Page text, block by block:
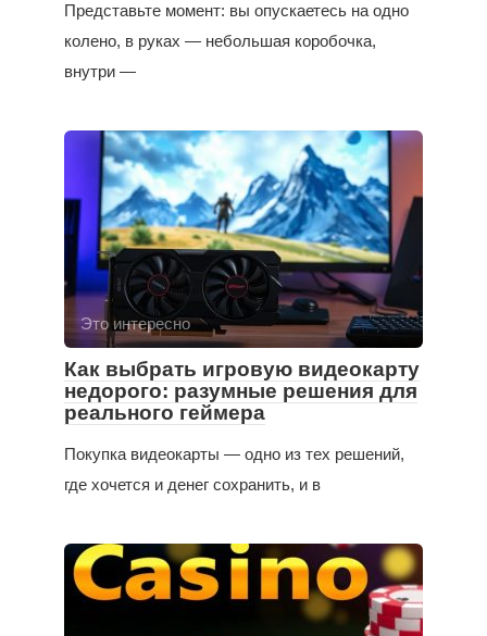
Представьте момент: вы опускаетесь на одно
колено, в руках — небольшая коробочка,
внутри —
Это интересно
Как выбрать игровую видеокарту
недорого: разумные решения для
реального геймера
Покупка видеокарты — одно из тех решений,
где хочется и денег сохранить, и в